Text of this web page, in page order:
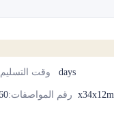
وقت التسليم 30 days
رقم المواصفات: